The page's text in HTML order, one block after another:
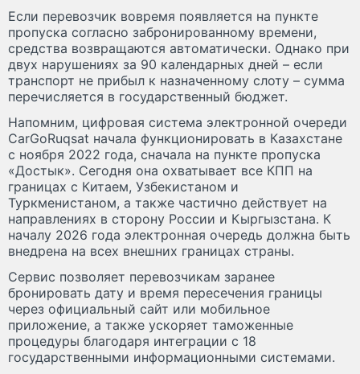
Если перевозчик вовремя появляется на пункте
пропуска согласно забронированному времени,
средства возвращаются автоматически. Однако при
двух нарушениях за 90 календарных дней – если
транспорт не прибыл к назначенному слоту – сумма
перечисляется в государственный бюджет.
Напомним, цифровая система электронной очереди
CarGoRuqsat начала функционировать в Казахстане
с ноября 2022 года, сначала на пункте пропуска
«Достык». Сегодня она охватывает все КПП на
границах с Китаем, Узбекистаном и
Туркменистаном, а также частично действует на
направлениях в сторону России и Кыргызстана. К
началу 2026 года электронная очередь должна быть
внедрена на всех внешних границах страны.
Сервис позволяет перевозчикам заранее
бронировать дату и время пересечения границы
через официальный сайт или мобильное
приложение, а также ускоряет таможенные
процедуры благодаря интеграции с 18
государственными информационными системами.